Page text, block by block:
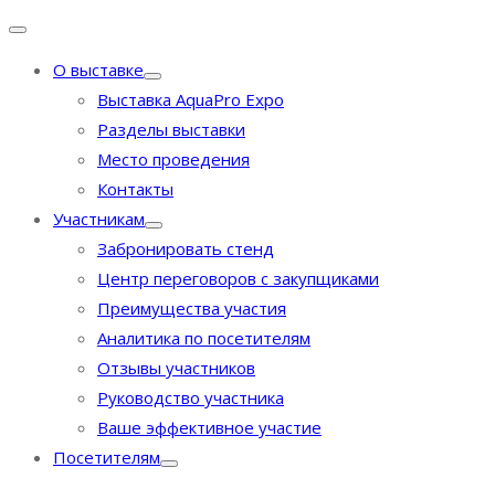
О выставке
Выставка AquaPro Expo
Разделы выставки
Место проведения
Контакты
Участникам
Забронировать стенд
Центр переговоров с закупщиками
Преимущества участия
Аналитика по посетителям
Отзывы участников
Руководство участника
Ваше эффективное участие
Посетителям